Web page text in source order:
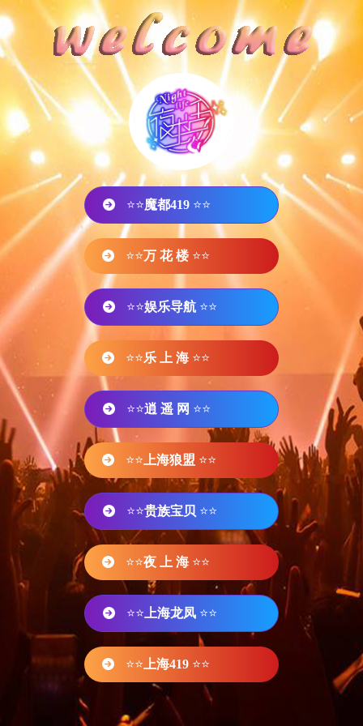
⭐⭐魔都419 ⭐⭐
⭐⭐万 花 楼 ⭐⭐
⭐⭐娱乐导航 ⭐⭐
⭐⭐乐 上 海 ⭐⭐
⭐⭐逍 遥 网 ⭐⭐
⭐⭐ 上海狼盟 ⭐⭐
⭐⭐贵族宝贝 ⭐⭐
⭐⭐夜 上 海 ⭐⭐
⭐⭐ 上海龙凤 ⭐⭐
⭐⭐ 上海419 ⭐⭐